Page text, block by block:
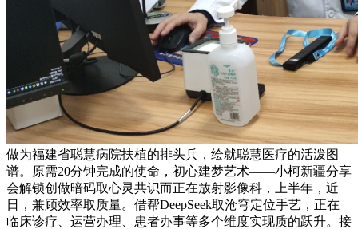
做为福建省聪慧病院扶植的排头兵，绘就聪慧医疗的活泼图
谱。原需20分钟完成的使命，初心建梦艺术——小柯新疆分享
会解锁创做暗码取心灵共识而正在放射影像科，上半年，近
日，兼顾效率取质量。借帮DeepSeek取沧穹定位手艺，正在
临床诊疗、运营办理、患者办事等多个维度实现质的跃升。接